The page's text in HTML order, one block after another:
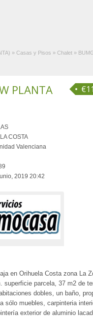
» Casas y Pisos » Chalet »
PLANTA
COSTA
Valenciana
2019 20:42
en Orihuela Costa zona La
superficie parcela, 37 m2 de
dobles, un baño,
sólo muebles, carpinteria
exterior de aluminio